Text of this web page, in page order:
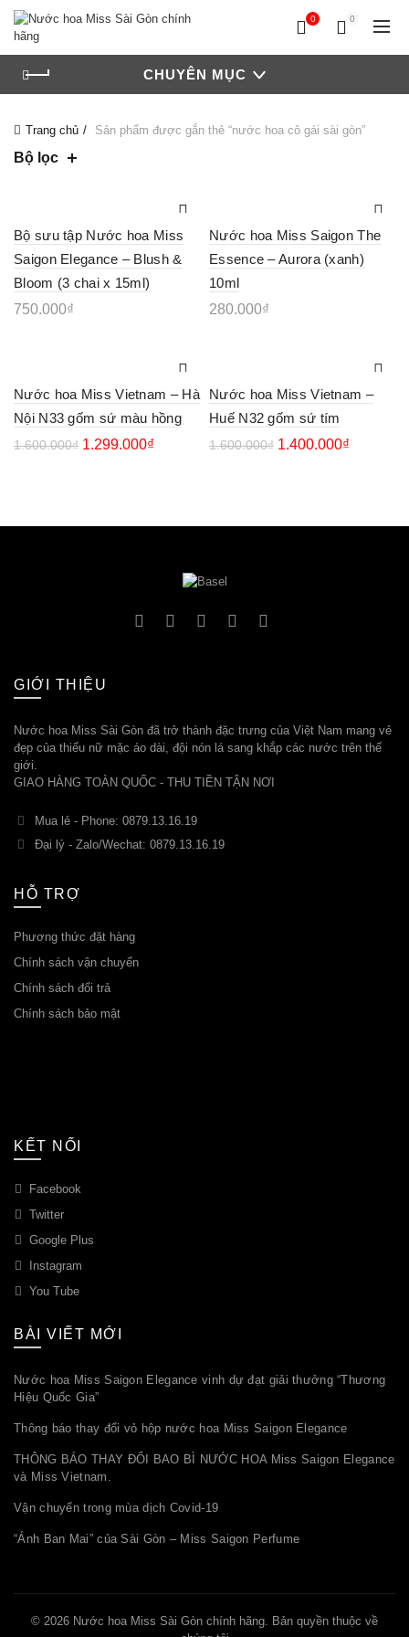
0 0
CHUYÊN MỤC
Trang chủ Sản phẩm được gắn thẻ “nước hoa cô gái sài gòn”
Bộ lọc
Bộ sưu tập Nước hoa Miss
Saigon Elegance – Blush &
Bloom (3 chai x 15ml)
750.000₫
Nước hoa Miss Saigon The
Essence – Aurora (xanh)
10ml
280.000₫
Nước hoa Miss Vietnam – Hà
Nội N33 gốm sứ màu hồng
1.600.000₫ 1.299.000₫
Nước hoa Miss Vietnam –
Huế N32 gốm sứ tím
1.600.000₫ 1.400.000₫
GIỚI THIỆU
Nước hoa Miss Sài Gòn đã trở thành đặc trưng của Việt Nam mang vẻ
đẹp của thiếu nữ mặc áo dài, đội nón lá sang khắp các nước trên thế
giới.
GIAO HÀNG TOÀN QUỐC - THU TIỀN TẬN NƠI
Mua lẻ - Phone: 0879.13.16.19
Đại lý - Zalo/Wechat: 0879.13.16.19
HỖ TRỢ
Phương thức đặt hàng
Chính sách vận chuyển
Chính sách đổi trả
Chính sách bảo mật
KẾT NỐI
Facebook
Twitter
Google Plus
Instagram
You Tube
BÀI VIẾT MỚI
Nước hoa Miss Saigon Elegance vinh dự đạt giải thưởng “Thương
Hiệu Quốc Gia”
Thông báo thay đổi vỏ hộp nước hoa Miss Saigon Elegance
THÔNG BÁO THAY ĐỔI BAO BÌ NƯỚC HOA Miss Saigon Elegance
và Miss Vietnam.
Vận chuyển trong mùa dịch Covid-19
“Ánh Ban Mai” của Sài Gòn – Miss Saigon Perfume
© 2026 Nước hoa Miss Sài Gòn chính hãng. Bản quyền thuộc về